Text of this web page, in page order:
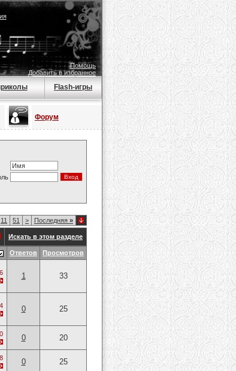
Помощь
Добавить в избранное
Flash-игры
Форум
11 51 > Последняя »
Искать в этом разделе
Ответов Просмотров
1 33
0 25
0 20
0 25